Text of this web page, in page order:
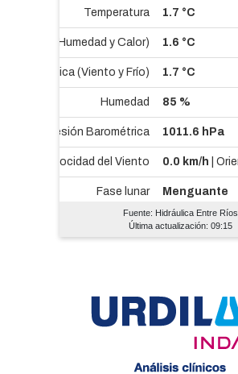
Fuente: Hidráulica Entre Ríos
Última actualización: 09:15